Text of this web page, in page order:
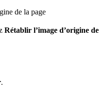
de la page
Rétablir l’image d’origine de
.